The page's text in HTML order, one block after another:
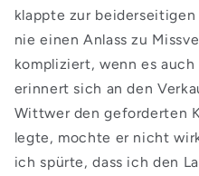
klappte zur
nie einen Anlass zu
kompliziert, wenn es
erinnert sich an den
Wittwer den geforderten
legte, mochte er nicht
ich spürte, dass ich den